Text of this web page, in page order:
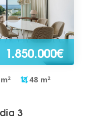
1.850.000€
m2 48 m2
3